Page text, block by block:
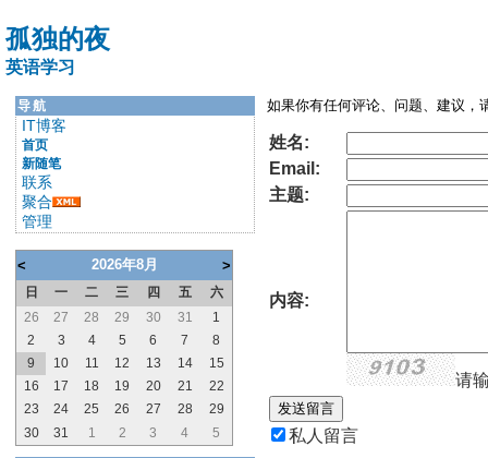
孤独的夜
英语学习
导航
IT博客
首页
新随笔
联系
聚合
管理
< 2026年8月 >
日 一 二 三 四 五
六
26
27 28 29 30 31
1
2
3 4 5 6 7
8
9
10 11 12 13 14
15
16
17 18 19 20 21
22
23
24 25 26 27 28
29
30
31 1 2 3 4 5
如果你有任何评论、问题、建议，
姓名:
Email:
主题:
内容:
请
私人留言